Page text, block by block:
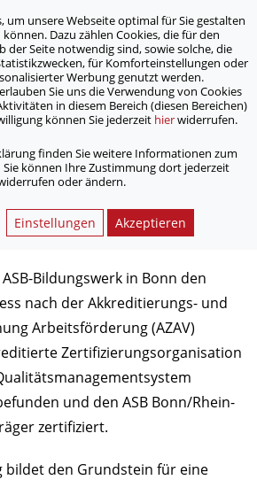
Rhein-Sieg/Eifel e.V.
Menschen
zertifiziert
erfolgreich
Bildungswerk in Bonn den
nach der Akkreditierungs- und
Arbeitsförderung (AZAV)
Zertifizierungsorganisation
und den ASB Bonn/Rhein-
zertifiziert.
bildet den Grundstein für eine
um unsere Webseite optimal für Sie gestalten
Dazu zählen Cookies, die für den
der Seite notwendig sind, sowie solche, die
für Komforteinstellungen oder
Werbung genutzt werden.
Sie uns die Verwendung von Cookies
in diesem Bereich (diesen Bereichen)
können Sie jederzeit hierwiderrufen.
finden Sie weitere Informationen zum
Sie können Ihre Zustimmung dort jederzeit
oder ändern.
Einstellungen Akzeptieren